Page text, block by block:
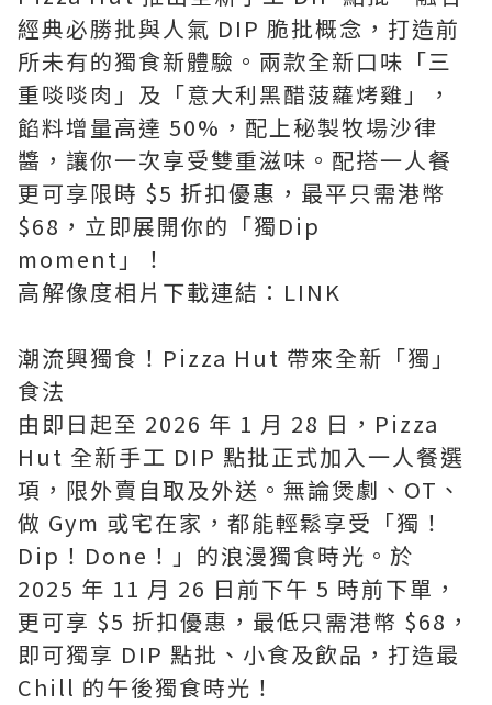
經典必勝批與人氣 DIP 脆批概念，打造前
所未有的獨食新體驗。兩款全新口味「三
重啖啖肉」及「意大利黑醋菠蘿烤雞」，
餡料增量高達 50%，配上秘製牧場沙律
醬，讓你一次享受雙重滋味。配搭一人餐
更可享限時 $5 折扣優惠，最平只需港幣
$68，立即展開你的「獨Dip
moment」！
高解像度相片下載連結：LINK
潮流興獨食！Pizza Hut 帶來全新「獨」
食法
由即日起至 2026 年 1 月 28 日，Pizza
Hut 全新手工 DIP 點批正式加入一人餐選
項，限外賣自取及外送。無論煲劇、OT、
做 Gym 或宅在家，都能輕鬆享受「獨！
Dip！Done！」的浪漫獨食時光。於
2025 年 11 月 26 日前下午 5 時前下單，
更可享 $5 折扣優惠，最低只需港幣 $68，
即可獨享 DIP 點批、小食及飲品，打造最
Chill 的午後獨食時光！